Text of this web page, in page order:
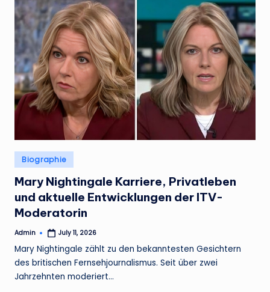
Posted
in
Biographie
Mary Nightingale Karriere, Privatleben
und aktuelle Entwicklungen der ITV-
Moderatorin
Posted
Admin July 11, 2026
Mary Nightingale zählt zu den bekanntesten Gesichtern
des britischen Fernsehjournalismus. Seit über zwei
Jahrzehnten moderiert…